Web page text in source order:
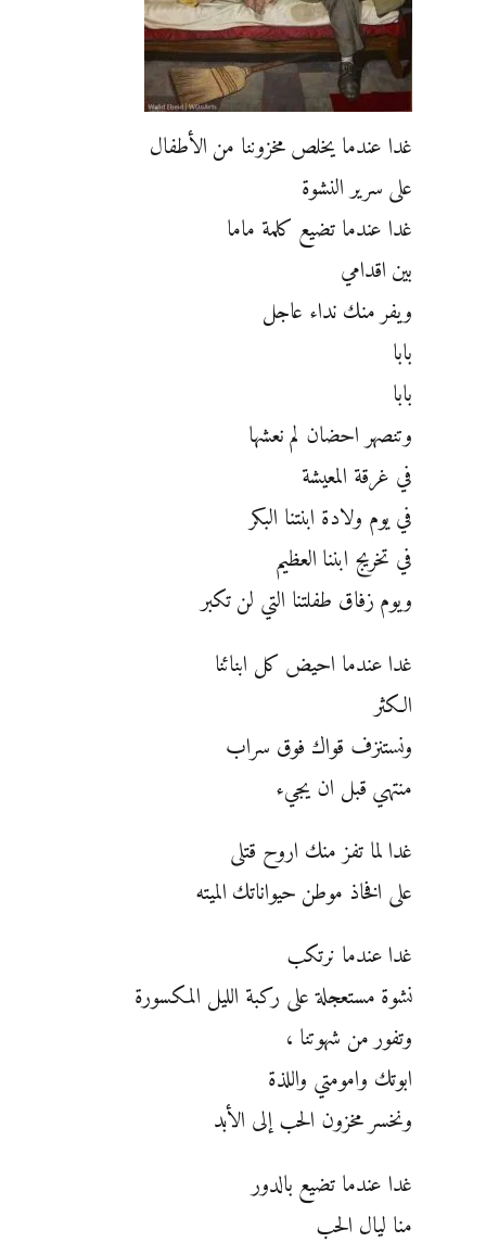
غدا عندما يخلص مخزوننا من الأطفال
على سرير النشوة
غدا عندما تضيع كلمة ماما
بين اقدامي
ويفر منك نداء عاجل
بابا
بابا
وتنصهر احضان لم نعشها
في غرقة المعيشة
في يوم ولادة ابنتنا البكر
في تخريج ابننا العظيم
ويوم زفاق طفلتنا التي لن تكبر
غدا عندما احيض كل ابنائنا
الكثر
ونستنزف قواك فوق سراب
منتهي قبل ان يجيء
غدا لما تفز منك اروح قتلى
على افخاذ موطن حيواناتك الميته
غدا عندما نرتكب
نشوة مستعجلة على ركبة الليل المكسورة
وتفور من شهوتنا ،
ابوتك وامومتي واللذة
ونخسر مخزون الحب إلى الأبد
غدا عندما تضيع بالدور
منا ليال الحب